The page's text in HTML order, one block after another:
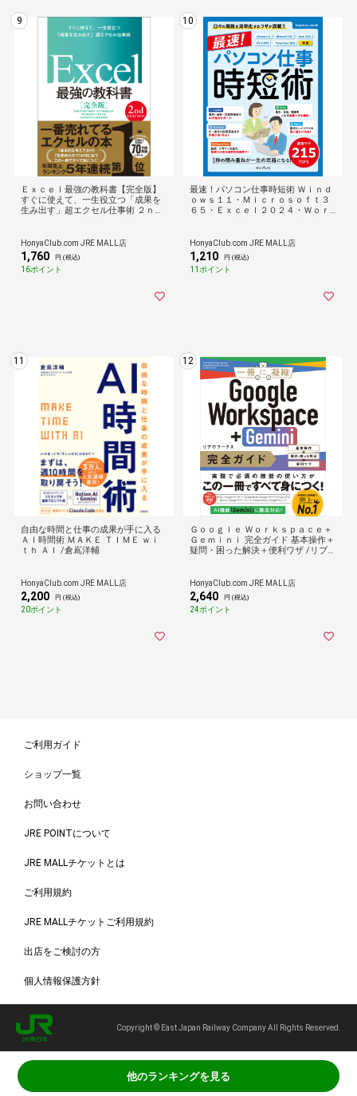
9
Ｅｘｃｅｌ最強の教科書【完全版】
すぐに使えて、一生役立つ「成果を
生み出す」超エクセル仕事術 ２ｎｄ
HonyaClub.com JRE MALL店
1,760 円 (税込)
16ポイント
10
最速！パソコン仕事時短術 Ｗｉｎｄ
ｏｗｓ１１・Ｍｉｃｒｏｓｏｆｔ３
６５・Ｅｘｃｅｌ２０２４・Ｗｏｒ
HonyaClub.com JRE MALL店
1,210 円 (税込)
11ポイント
11
自由な時間と仕事の成果が手に入る
ＡＩ時間術 ＭＡＫＥ ＴＩＭＥ ｗｉ
ｔｈ ＡＩ /倉嶌洋輔
HonyaClub.com JRE MALL店
2,200 円 (税込)
20ポイント
12
Ｇｏｏｇｌｅ Ｗｏｒｋｓｐａｃｅ＋
Ｇｅｍｉｎｉ 完全ガイド 基本操作＋
疑問・困った解決＋便利ワザ /リブロ
HonyaClub.com JRE MALL店
2,640 円 (税込)
24ポイント
他のランキングを見る
ご利用ガイド
ショップ一覧
お問い合わせ
JRE POINTについて
JRE MALLチケットとは
ご利用規約
JRE MALLチケットご利用規約
出店をご検討の方
個人情報保護方針
Copyright © East Japan Railway Company All Rights Reserved.